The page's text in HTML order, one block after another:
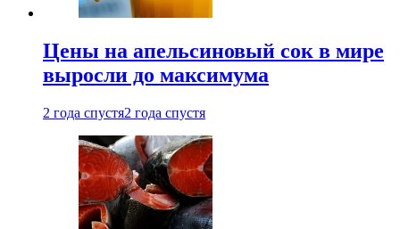
Цены на апельсиновый сок в мире
выросли до максимума
2 года спустя2 года спустя